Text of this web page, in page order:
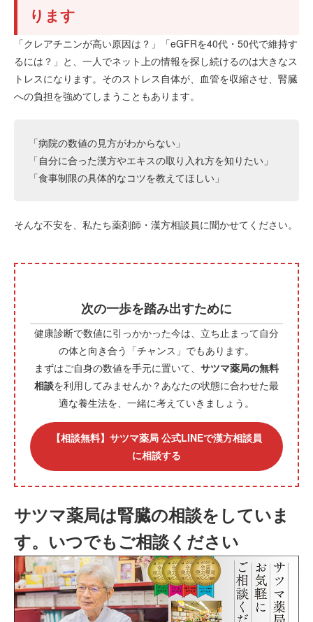
ります
「クレアチニンが高い原因は？」「eGFRを40代・50代で維持す
るには？」と、一人でネット上の情報を探し続けるのは大きなス
トレスになります。そのストレス自体が、血管を収縮させ、腎臓
への負担を強めてしまうこともあります。
「病院の数値の見方がわからない」
「自分に合った漢方やエキスの取り入れ方を知りたい」
「食事制限の具体的なコツを教えてほしい」
そんな不安を、私たち薬剤師・漢方相談員に聞かせてください。
次の一歩を踏み出すために
健康診断で数値に引っかかった今は、立ち止まって自分
の体と向き合う「チャンス」でもあります。
まずはご自身の数値を手元に置いて、 サツマ薬局の無料
相談を利用してみませんか？あなたの状態に合わせた最
適な養生法を、一緒に考えていきましょう。
【相談無料】サツマ薬局 公式LINEで漢方相談員
に相談する
サツマ薬局は腎臓の相談をしていま
す。いつでもご相談ください